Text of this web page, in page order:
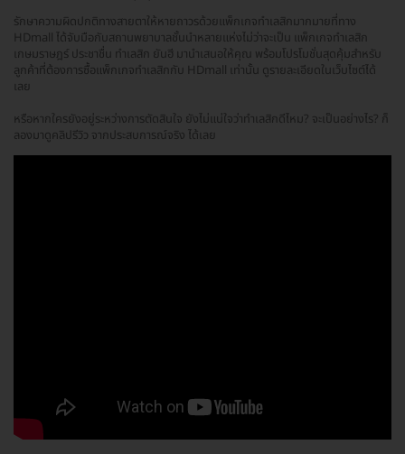
รักษาความผิดปกติทางสายตาให้หายถาวรด้วยแพ็กเกจทำเลสิกมากมายที่ทาง
HDmall ได้จับมือกับสถานพยาบาลชั้นนำหลายแห่งไม่ว่าจะเป็น แพ็กเกจทำเลสิก
เกษมราษฎร์ ประชาชื่น ทำเลสิก ยันฮี มานำเสนอให้คุณ พร้อมโปรโมชั่นสุดคุ้มสำหรับ
ลูกค้าที่ต้องการซื้อแพ็กเกจทำเลสิกกับ HDmall เท่านั้น ดูรายละเอียดในเว็บไซต์ได้
เลย
หรือหากใครยังอยู่ระหว่างการตัดสินใจ ยังไม่แน่ใจว่าทำเลสิกดีไหม? จะเป็นอย่างไร? ก็
ลองมาดูคลิปรีวิว จากประสบการณ์จริง ได้เลย